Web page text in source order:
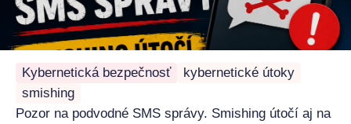
Kybernetická bezpečnosť
kybernetické útoky
smishing
Pozor na podvodné SMS správy. Smishing útočí aj na